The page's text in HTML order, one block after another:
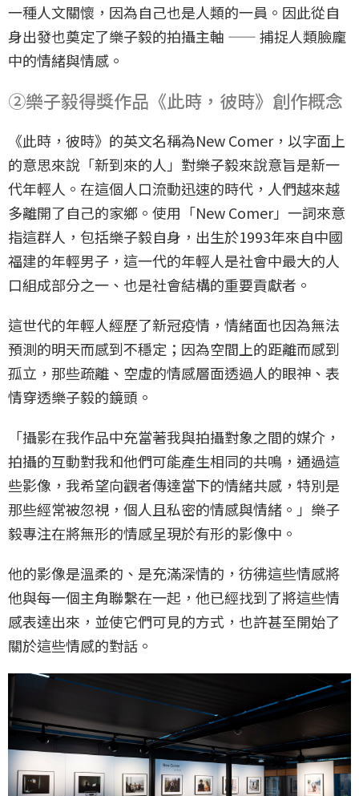
一種人文關懷，因為自己也是人類的一員。因此從自
身出發也奠定了樂子毅的拍攝主軸 —— 捕捉人類臉龐
中的情緒與情感。
②樂子毅得獎作品《此時，彼時》創作概念
《此時，彼時》的英文名稱為New Comer，以字面上
的意思來說「新到來的人」對樂子毅來說意旨是新一
代年輕人。在這個人口流動迅速的時代，人們越來越
多離開了自己的家鄉。使用「New Comer」一詞來意
指這群人，包括樂子毅自身，出生於1993年來自中國
福建的年輕男子，這一代的年輕人是社會中最大的人
口組成部分之一、也是社會結構的重要貢獻者。
這世代的年輕人經歷了新冠疫情，情緒面也因為無法
預測的明天而感到不穩定；因為空間上的距離而感到
孤立，那些疏離、空虛的情感層面透過人的眼神、表
情穿透樂子毅的鏡頭。
「攝影在我作品中充當著我與拍攝對象之間的媒介，
拍攝的互動對我和他們可能產生相同的共鳴，通過這
些影像，我希望向觀者傳達當下的情緒共感，特別是
那些經常被忽視，個人且私密的情感與情緒。」樂子
毅專注在將無形的情感呈現於有形的影像中。
他的影像是溫柔的、是充滿深情的，彷彿這些情感將
他與每一個主角聯繫在一起，他已經找到了將這些情
感表達出來，並使它們可見的方式，也許甚至開始了
關於這些情感的對話。